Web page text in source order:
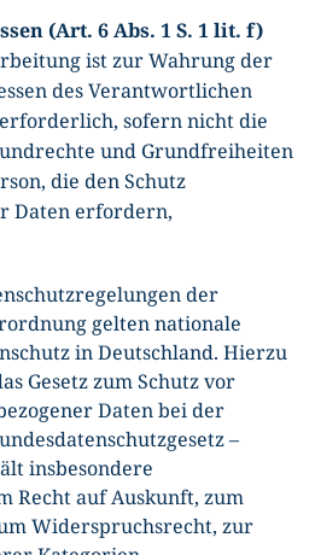
(Art. 6 Abs. 1 S. 1 lit. f)
ist zur Wahrung der
des Verantwortlichen
sofern nicht die
und Grundfreiheiten
die den Schutz
Daten erfordern,
der
gelten nationale
in Deutschland. Hierzu
Gesetz zum Schutz vor
Daten bei der
–
insbesondere
Recht auf Auskunft, zum
Widerspruchsrecht, zur